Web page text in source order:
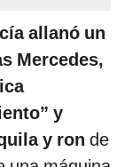
allanó un
Mercedes,
y
y ron de